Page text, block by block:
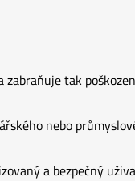
tak
nebo
a bezpečný